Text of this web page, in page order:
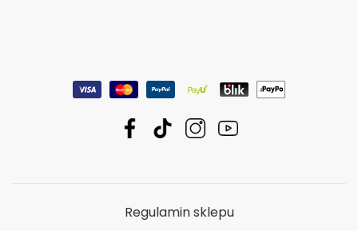
Regulamin sklepu